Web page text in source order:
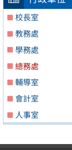
校長室
教務處
學務處
總務處
輔導室
會計室
人事室